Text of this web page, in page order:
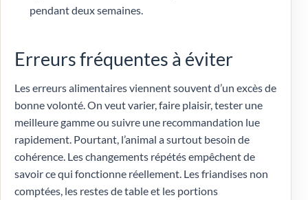
pendant deux semaines.
Erreurs fréquentes à éviter
Les erreurs alimentaires viennent souvent d’un excès de
bonne volonté. On veut varier, faire plaisir, tester une
meilleure gamme ou suivre une recommandation lue
rapidement. Pourtant, l’animal a surtout besoin de
cohérence. Les changements répétés empêchent de
savoir ce qui fonctionne réellement. Les friandises non
comptées, les restes de table et les portions